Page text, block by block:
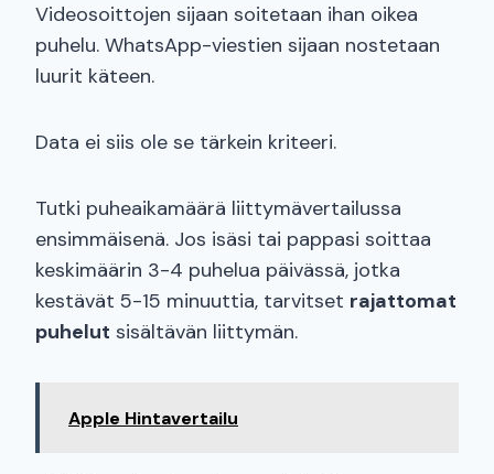
Videosoittojen sijaan soitetaan ihan oikea
puhelu. WhatsApp-viestien sijaan nostetaan
luurit käteen.
Data ei siis ole se tärkein kriteeri.
Tutki puheaikamäärä liittymävertailussa
ensimmäisenä. Jos isäsi tai pappasi soittaa
keskimäärin 3-4 puhelua päivässä, jotka
kestävät 5-15 minuuttia, tarvitset rajattomat
puhelut sisältävän liittymän.
Apple Hintavertailu